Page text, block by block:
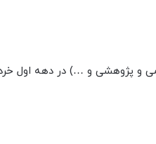
و پژوهشی و …) در دهه اول